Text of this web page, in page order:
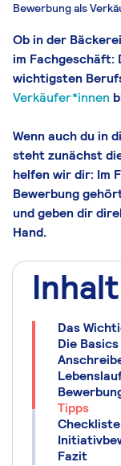
Bewerbung als
Ob in der
im Fachgeschäft:
wichtigsten
Verkäufer*innen
Wenn auch du in
steht zunächst
helfen wir dir: Im
Bewerbung
und geben dir
Hand.
Inhalt
Das
Die Basics
Tipps
Checkliste
Fazit